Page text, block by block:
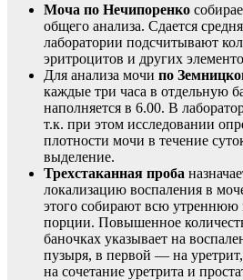
Моча по Нечипоренко
общего анализа. Сдается
лаборатории подсчитывают
эритроцитов и других
Для анализа мочи по
каждые три часа в отдельную
наполняется в 6.00. В
т.к. при этом исследовании
плотности мочи в течение
выделение.
Трехстаканная проба
локализацию воспаления в
этого собирают всю утреннюю
порции. Повышенное
баночках указывает на
пузыря, в первой — на
на сочетание уретрита и